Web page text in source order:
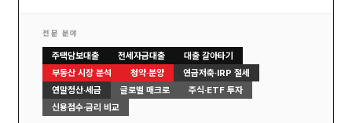
전문 분야
주택담보대출 전세자금대출
대출 갈아타기
부동산 시장 분석
청약·분양
연금저축·IRP 절세
연말정산·세금
글로벌 매크로
주식·ETF 투자
신용점수·금리 비교